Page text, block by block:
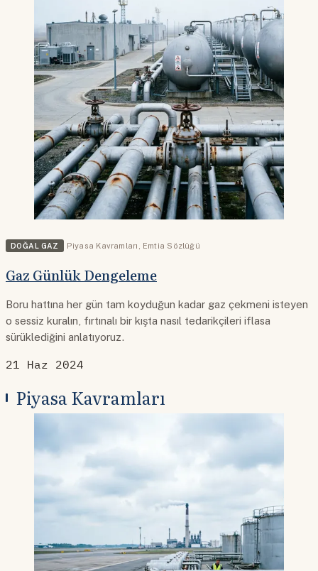
DOĞAL GAZ Piyasa Kavramları Emtia Sözlüğü
Gaz Günlük Dengeleme
Boru hattına her gün tam koyduğun kadar gaz çekmeni isteyen
o sessiz kuralın, fırtınalı bir kışta nasıl tedarikçileri iflasa
sürüklediğini anlatıyoruz.
21 Haz 2024
Piyasa Kavramları